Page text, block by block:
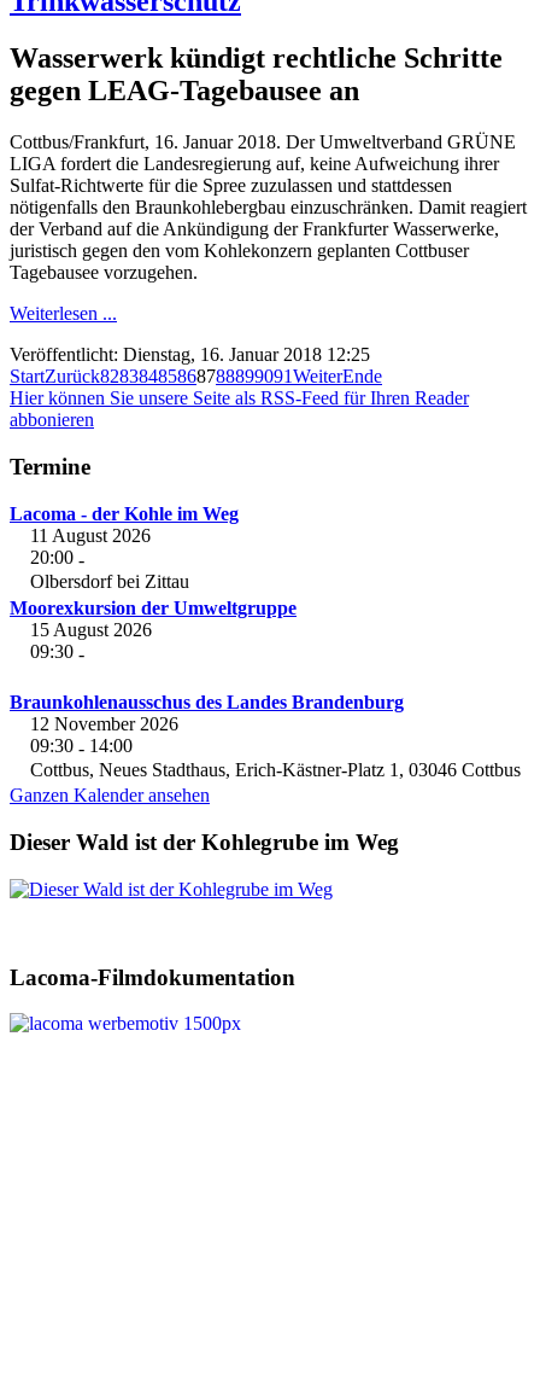
Wasserwerk kündigt rechtliche Schritte
gegen LEAG-Tagebausee an
Cottbus/Frankfurt, 16. Januar 2018. Der Umweltverband GRÜNE
LIGA fordert die Landesregierung auf, keine Aufweichung ihrer
Sulfat-Richtwerte für die Spree zuzulassen und stattdessen
nötigenfalls den Braunkohlebergbau einzuschränken. Damit reagiert
der Verband auf die Ankündigung der Frankfurter Wasserwerke,
juristisch gegen den vom Kohlekonzern geplanten Cottbuser
Tagebausee vorzugehen.
Weiterlesen ...
Veröffentlicht: Dienstag, 16. Januar 2018 12:25
StartZurück82838485868788899091WeiterEnde
Hier können Sie unsere Seite als RSS-Feed für Ihren Reader
abbonieren
Termine
Lacoma - der Kohle im Weg
11 August 2026
20:00 -
Olbersdorf bei Zittau
Moorexkursion der Umweltgruppe
15 August 2026
09:30 -
Braunkohlenausschus des Landes Brandenburg
12 November 2026
09:30 - 14:00
Cottbus, Neues Stadthaus, Erich-Kästner-Platz 1, 03046 Cottbus
Ganzen Kalender ansehen
Dieser Wald ist der Kohlegrube im Weg
Lacoma-Filmdokumentation